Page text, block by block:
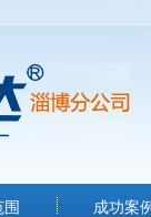
成功案例